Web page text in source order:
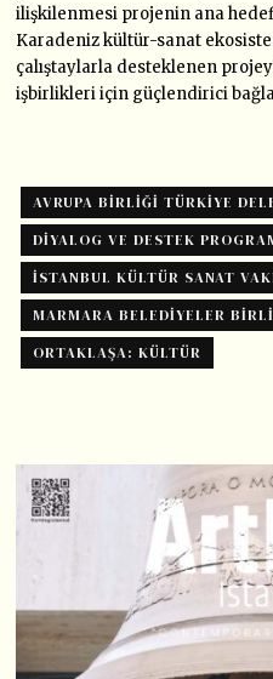
ilişkilenmesi projenin ana
Karadeniz kültür-sanat
çalıştaylarla desteklenen
işbirlikleri için güçlendirici
AVRUPA BIRLIĞI TÜRKIYE
DIYALOG VE DESTEK
İSTANBUL KÜLTÜR SANAT
MARMARA BELEDIYELER
ORTAKLAŞA: KÜLTÜR